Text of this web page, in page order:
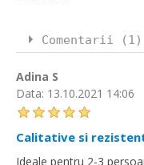
Comentarii (1)
Adina S
Data: 13.10.2021 14:06
Calitative si
Ideale pentru 2-3